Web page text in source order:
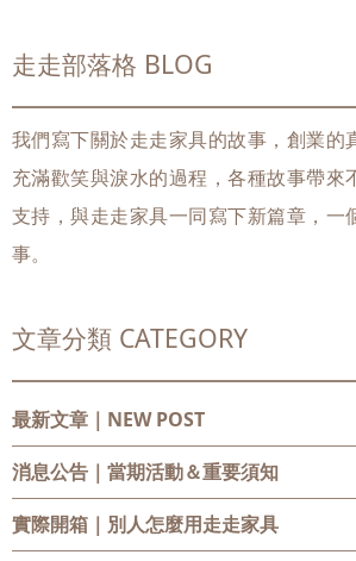
走走部落格 BLOG
我們寫下關於走走家具的故事，創業的
充滿歡笑與淚水的過程，各種故事帶來
支持，與走走家具一同寫下新篇章，一
事。
文章分類 CATEGORY
最新文章｜NEW POST
消息公告 ｜當期活動＆重要須知
實際開箱 ｜別人怎麼用走走家具